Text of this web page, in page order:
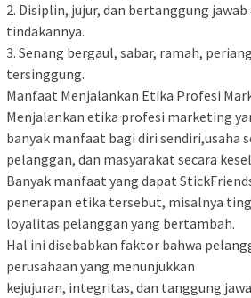
2. Disiplin, jujur, dan bertanggung jawab
tindakannya.
3. Senang bergaul, sabar, ramah,
tersinggung.
Manfaat Menjalankan Etika Profesi
Menjalankan etika profesi marketing
banyak manfaat bagi diri sendiri,usaha
pelanggan, dan masyarakat secara
Banyak manfaat yang dapat
penerapan etika tersebut, misalnya
loyalitas pelanggan yang bertambah.
Hal ini disebabkan faktor bahwa
perusahaan yang menunjukkan
kejujuran, integritas, dan tanggung